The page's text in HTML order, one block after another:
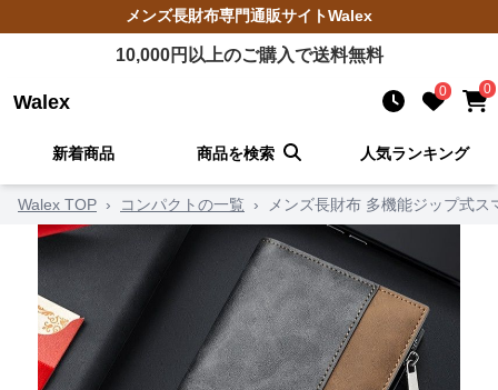
メンズ長財布専門通販サイトWalex
10,000円以上のご購入で送料無料
Walex 0 0
新着商品 商品を検索 人気ランキング
Walex TOP › コンパクトの一覧 › メンズ長財布 多機能ジップ式